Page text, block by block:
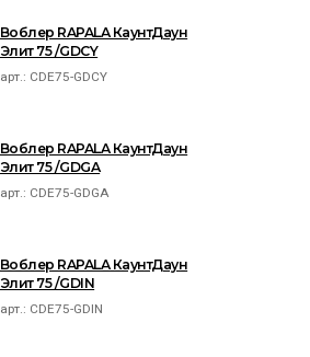
Воблер RAPALA КаунтДаун
Элит 75 /GDCY
арт.: CDE75-GDCY
Воблер RAPALA КаунтДаун
Элит 75 /GDGA
арт.: CDE75-GDGA
Воблер RAPALA КаунтДаун
Элит 75 /GDIN
арт.: CDE75-GDIN